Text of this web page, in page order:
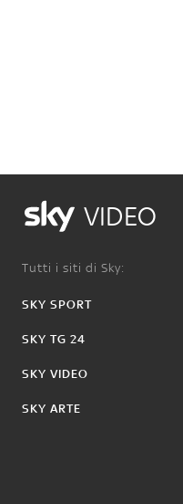
VIDEO
Tutti i siti di Sky:
SKY SPORT
SKY TG 24
SKY VIDEO
SKY ARTE